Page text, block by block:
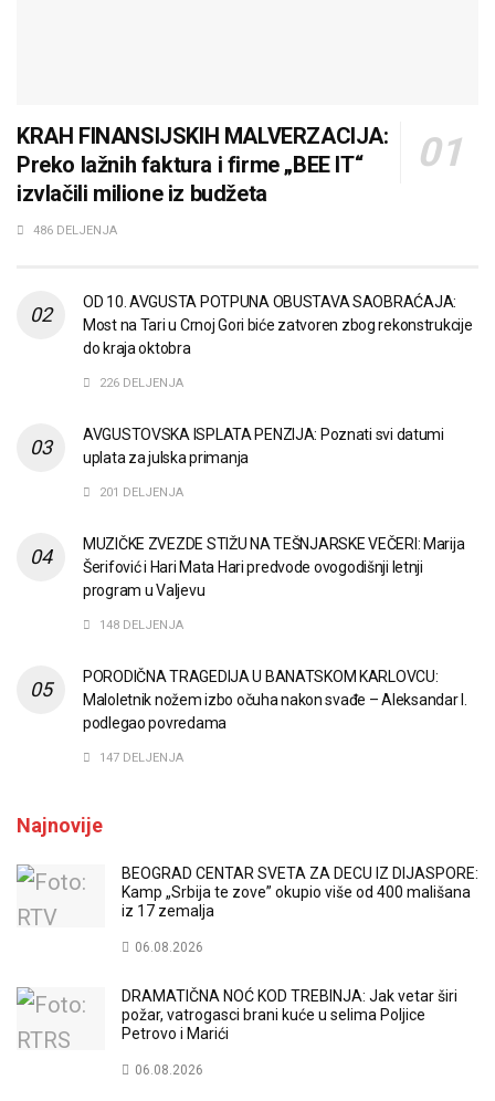
KRAH FINANSIJSKIH MALVERZACIJA:
Preko lažnih faktura i firme „BEE IT“
izvlačili milione iz budžeta
486 DELJENJA
OD 10. AVGUSTA POTPUNA OBUSTAVA SAOBRAĆAJA:
Most na Tari u Crnoj Gori biće zatvoren zbog rekonstrukcije
do kraja oktobra
226 DELJENJA
AVGUSTOVSKA ISPLATA PENZIJA: Poznati svi datumi
uplata za julska primanja
201 DELJENJA
MUZIČKE ZVEZDE STIŽU NA TEŠNJARSKE VEČERI: Marija
Šerifović i Hari Mata Hari predvode ovogodišnji letnji
program u Valjevu
148 DELJENJA
PORODIČNA TRAGEDIJA U BANATSKOM KARLOVCU:
Maloletnik nožem izbo očuha nakon svađe – Aleksandar I.
podlegao povredama
147 DELJENJA
Najnovije
BEOGRAD CENTAR SVETA ZA DECU IZ DIJASPORE:
Kamp „Srbija te zove” okupio više od 400 mališana
iz 17 zemalja
06.08.2026
DRAMATIČNA NOĆ KOD TREBINJA: Jak vetar širi
požar, vatrogasci brani kuće u selima Poljice
Petrovo i Marići
06.08.2026